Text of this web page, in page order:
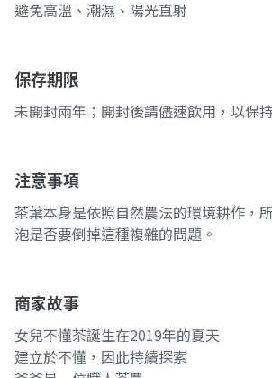
避免高溫、潮濕、陽光直射
保存期限
未開封兩年；開封後請儘速飲用，以保
注意事項
茶葉本身是依照自然農法的環境耕作，
泡是否要倒掉這種複雜的問題。
商家故事
女兒不懂茶誕生在2019年的夏天
建立於不懂，因此持續探索